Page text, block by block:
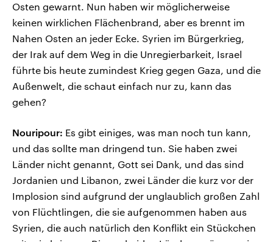
Osten gewarnt. Nun haben wir möglicherweise
keinen wirklichen Flächenbrand, aber es brennt im
Nahen Osten an jeder Ecke. Syrien im Bürgerkrieg,
der Irak auf dem Weg in die Unregierbarkeit, Israel
führte bis heute zumindest Krieg gegen Gaza, und die
Außenwelt, die schaut einfach nur zu, kann das
gehen?
Nouripour: Es gibt einiges, was man noch tun kann,
und das sollte man dringend tun. Sie haben zwei
Länder nicht genannt, Gott sei Dank, und das sind
Jordanien und Libanon, zwei Länder die kurz vor der
Implosion sind aufgrund der unglaublich großen Zahl
von Flüchtlingen, die sie aufgenommen haben aus
Syrien, die auch natürlich den Konflikt ein Stückchen